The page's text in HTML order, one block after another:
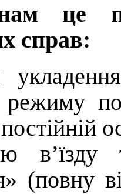
це
справ:
режиму
в’їзду
(повну